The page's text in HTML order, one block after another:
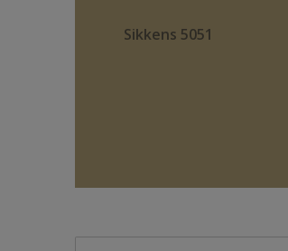
Sikkens 5051